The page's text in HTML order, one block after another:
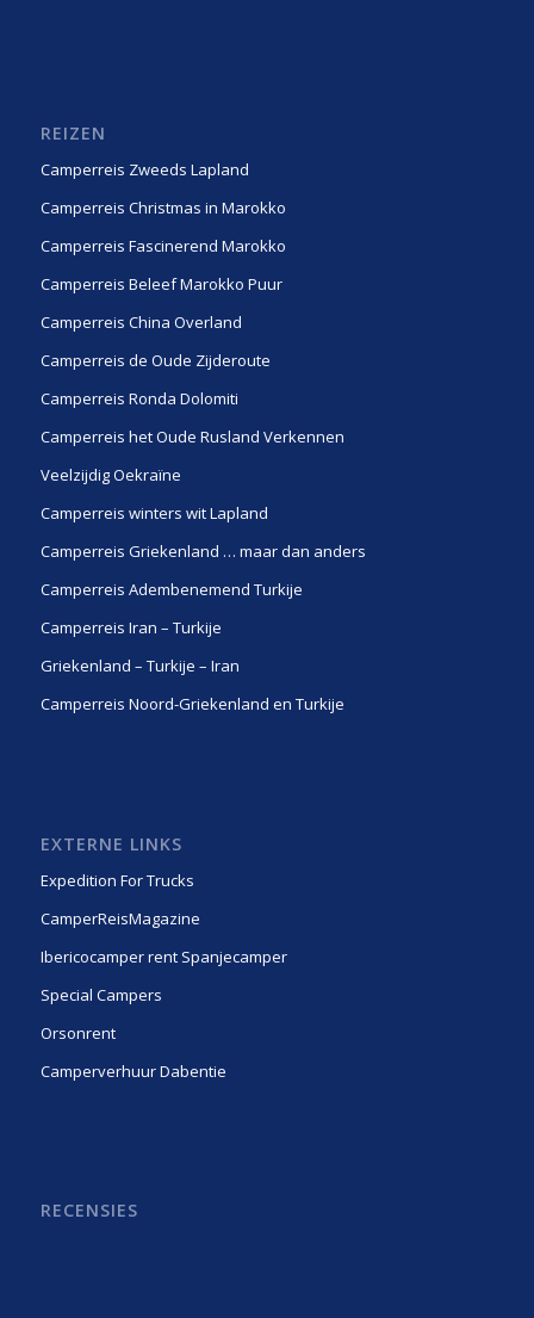
REIZEN
Camperreis Zweeds Lapland
Camperreis Christmas in Marokko
Camperreis Fascinerend Marokko
Camperreis Beleef Marokko Puur
Camperreis China Overland
Camperreis de Oude Zijderoute
Camperreis Ronda Dolomiti
Camperreis het Oude Rusland Verkennen
Veelzijdig Oekraïne
Camperreis winters wit Lapland
Camperreis Griekenland … maar dan anders
Camperreis Adembenemend Turkije
Camperreis Iran – Turkije
Griekenland – Turkije – Iran
Camperreis Noord-Griekenland en Turkije
EXTERNE LINKS
Expedition For Trucks
CamperReisMagazine
Ibericocamper rent Spanjecamper
Special Campers
Orsonrent
Camperverhuur Dabentie
RECENSIES